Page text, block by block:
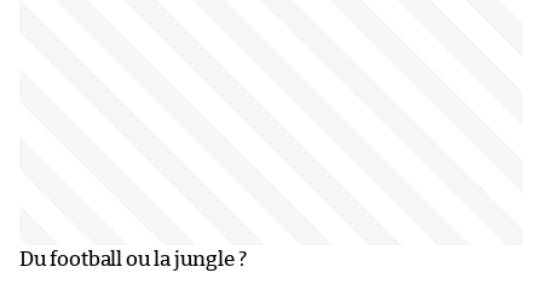
Du football ou la jungle ?